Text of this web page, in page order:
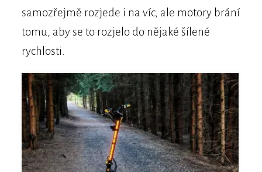
samozřejmě rozjede i na víc, ale motory brání
tomu, aby se to rozjelo do nějaké šílené
rychlosti.